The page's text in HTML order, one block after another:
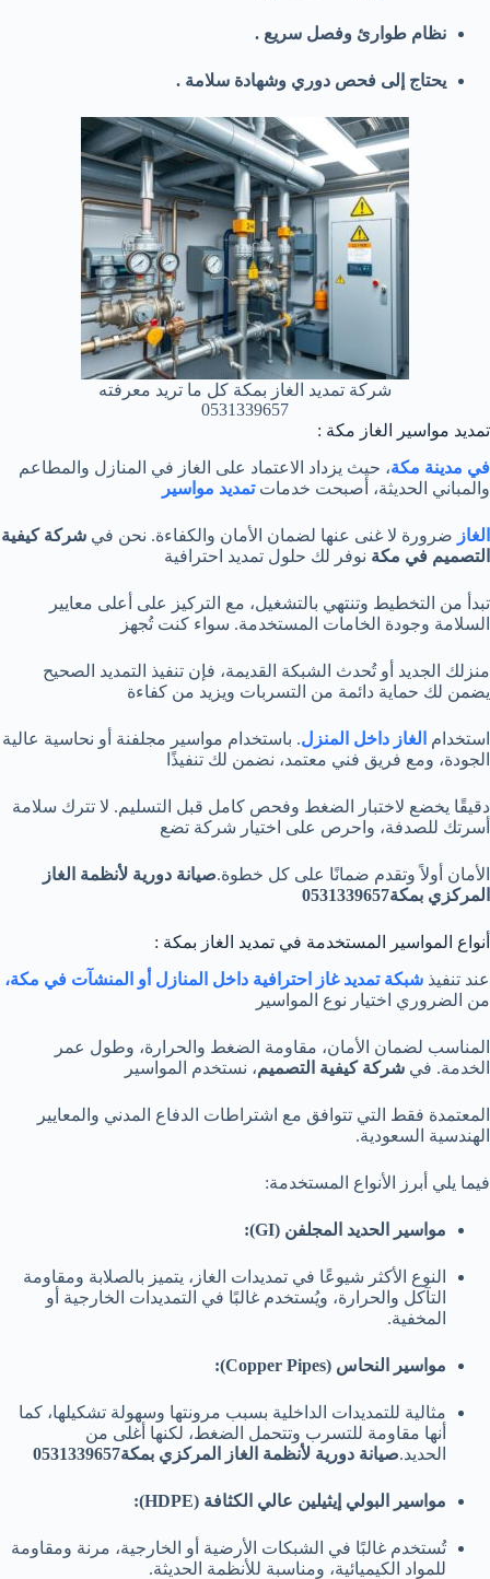
نظام طوارئ وفصل سريع .
يحتاج إلى فحص دوري وشهادة سلامة .
شركة تمديد الغاز بمكة كل ما تريد معرفته
0531339657
تمديد مواسير الغاز مكة :
في مدينة مكة، حيث يزداد الاعتماد على الغاز في المنازل والمطاعم
والمباني الحديثة، أصبحت خدماتتمديد مواسير
الغاز ضرورة لا غنى عنها لضمان الأمان والكفاءة. نحن في شركة كيفية
التصميم في مكة نوفر لك حلول تمديد احترافية
تبدأ من التخطيط وتنتهي بالتشغيل، مع التركيز على أعلى معايير
السلامة وجودة الخامات المستخدمة. سواء كنت تُجهز
منزلك الجديد أو تُحدث الشبكة القديمة، فإن تنفيذ التمديد الصحيح
يضمن لك حماية دائمة من التسربات ويزيد من كفاءة
استخدام الغاز داخل المنزل. باستخدام مواسير مجلفنة أو نحاسية عالية
الجودة، ومع فريق فني معتمد، نضمن لك تنفيذًا
دقيقًا يخضع لاختبار الضغط وفحص كامل قبل التسليم. لا تترك سلامة
أسرتك للصدفة، واحرص على اختيار شركة تضع
الأمان أولاً وتقدم ضمانًا على كل خطوة.صيانة دورية لأنظمة الغاز
المركزي بمكة0531339657
أنواع المواسير المستخدمة في تمديد الغاز بمكة :
عند تنفيذ شبكة تمديد غاز احترافية داخل المنازل أو المنشآت في مكة،
من الضروري اختيار نوع المواسير
المناسب لضمان الأمان، مقاومة الضغط والحرارة، وطول عمر
الخدمة. في شركة كيفية التصميم، نستخدم المواسير
المعتمدة فقط التي تتوافق مع اشتراطات الدفاع المدني والمعايير
الهندسية السعودية.
فيما يلي أبرز الأنواع المستخدمة:
مواسير الحديد المجلفن (GI):
النوع الأكثر شيوعًا في تمديدات الغاز، يتميز بالصلابة ومقاومة
التآكل والحرارة، ويُستخدم غالبًا في التمديدات الخارجية أو
المخفية.
مواسير النحاس (Copper Pipes):
مثالية للتمديدات الداخلية بسبب مرونتها وسهولة تشكيلها، كما
أنها مقاومة للتسرب وتتحمل الضغط، لكنها أغلى من
الحديد.صيانة دورية لأنظمة الغاز المركزي بمكة0531339657
مواسير البولي إيثيلين عالي الكثافة (HDPE):
تُستخدم غالبًا في الشبكات الأرضية أو الخارجية، مرنة ومقاومة
للمواد الكيميائية، ومناسبة للأنظمة الحديثة.